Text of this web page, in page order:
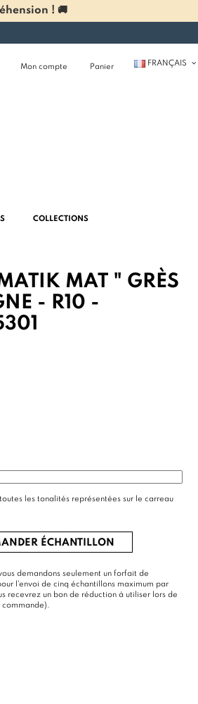
! 🚚
Mon compte Panier FRANÇAIS
COLLECTIONS
MAT " GRÈS
- R10 -
les tonalités représentées sur le carreau
ÉCHANTILLON
demandons seulement un forfait de
l'envoi de cinq échantillons maximum par
recevrez un bon de réduction à utiliser lors de
commande).